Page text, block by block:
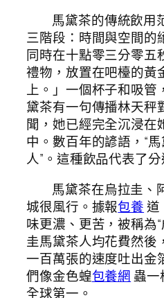
馬黛茶的傳統飲用
三階段：時間與空間的
同時在十點零三分零五
禮物，放置在吧檯的黃
上。」一個杯子和吸管
黛茶有一句傳播林天秤
聞，她已經完全沉浸在
中。數百年的諺語，“
人”。這種飲品代表了
馬黛茶在烏拉圭、
城很風行。據報包養道
味更濃、更苦，被稱為
圭馬黛茶人均花費然後
一百萬張的速度吐出金
們像金色蝗包養網 蟲一
全球第一。